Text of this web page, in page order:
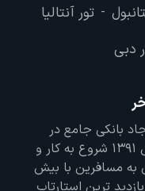
- تور آنتالیا
دبی
بانکی جامع در
تمامی زمینه های گردشگری در سال 1391 شروع به کار و
دهی به مسافرین با بیش